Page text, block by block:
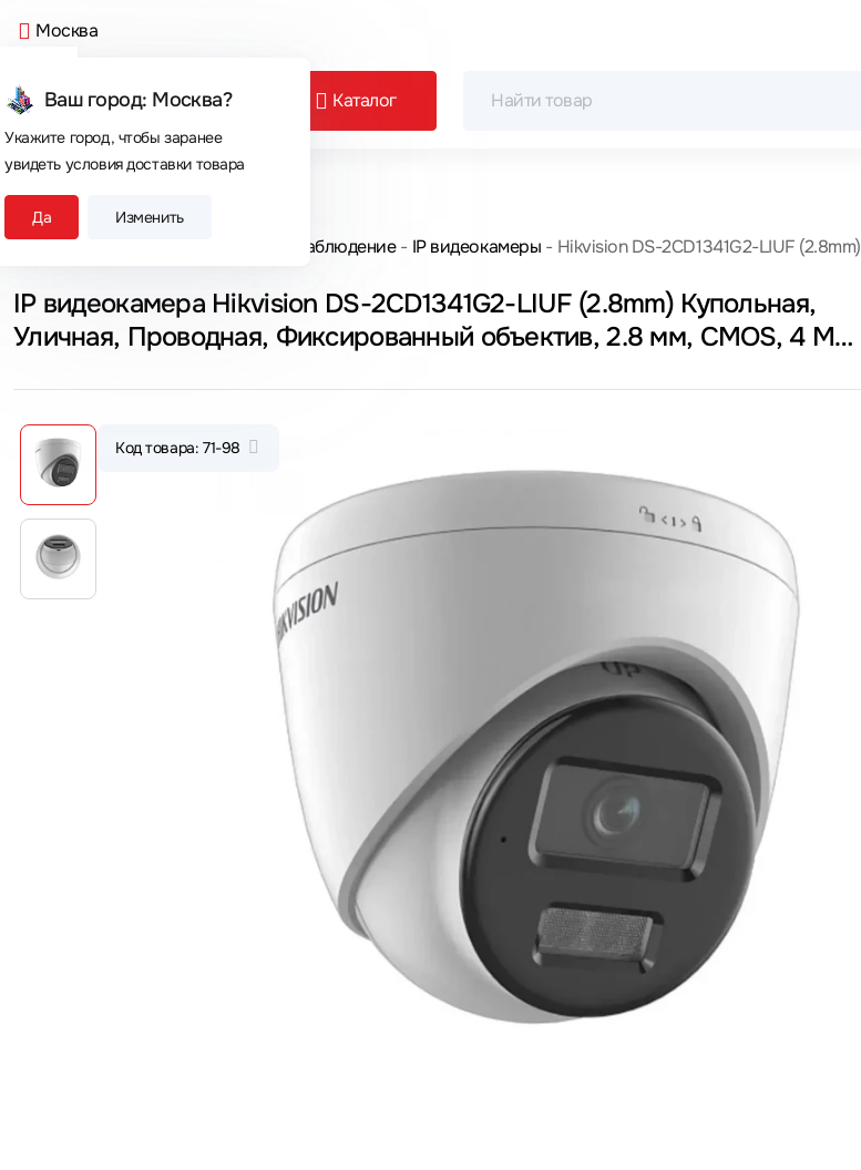
Москва
Ваш город: Москва?
Укажите город, чтобы заранее
увидеть условия доставки товара
Да Изменить
Каталог
Сегодня покупают
Главная Видеонаблюдение IP видеокамеры Hikvision DS-2CD1341G2-LIUF (2.8mm)
IP видеокамера Hikvision DS-2CD1341G2-LIUF (2.8mm) Купольная,
Уличная, Проводная, Фиксированный объектив, 2.8 мм, CMOS, 4 Мп
Код товара: 71-98